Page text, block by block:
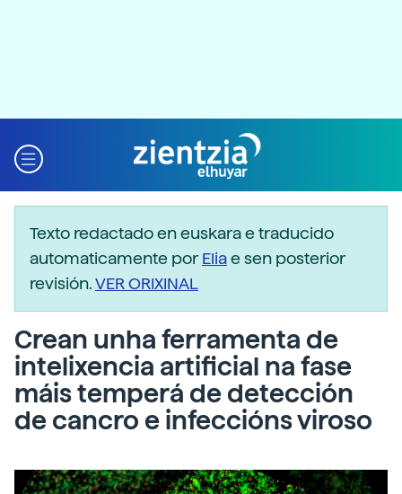
Texto redactado en euskara e traducido
automaticamente porEliae sen posterior
revisión.VER ORIXINAL
Crean unha ferramenta de
intelixencia artificial na fase
máis temperá de detección
de cancro e infeccións viroso